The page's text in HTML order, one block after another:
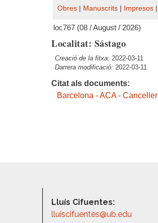
Obres Manuscrits Impresos
loc767 (08 / August / 2026)
Localitat: Sástago
Creació de la fitxa: 2022-03-11
Darrera modificació: 2022-03-11
Citat als documents:
Barcelona - ACA -
Lluís Cifuentes:
lluiscifuentes@ub.edu